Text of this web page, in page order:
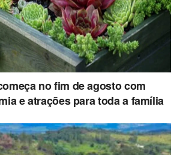
no fim de agosto com
e atrações para toda a família